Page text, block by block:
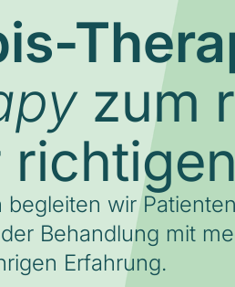
zum
begleiten wir
Behandlung mit
Erfahrung.